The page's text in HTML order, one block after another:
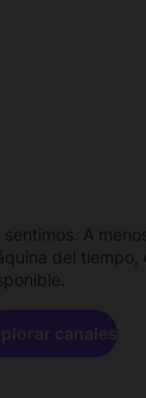
sentimos. A
del tiempo,
canales